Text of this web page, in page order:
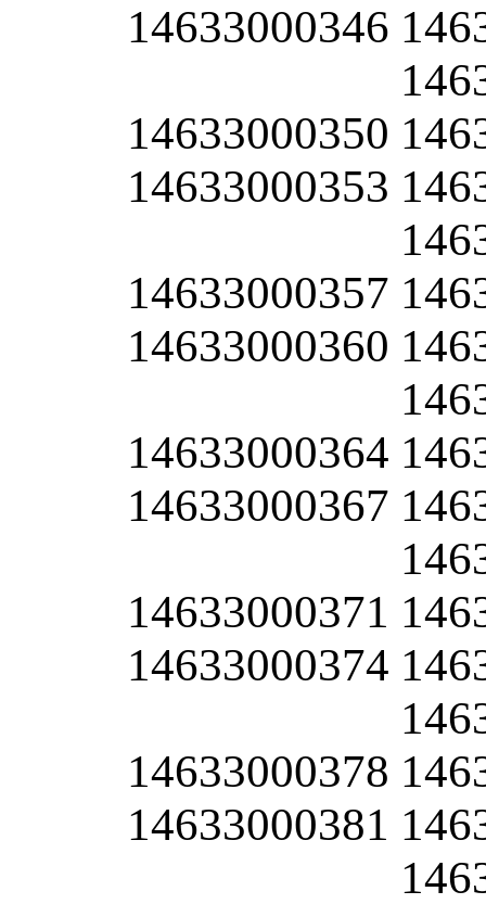
14633000346
14633000350
14633000353
14633000357
14633000360
14633000364
14633000367
14633000371
14633000374
14633000378
14633000381